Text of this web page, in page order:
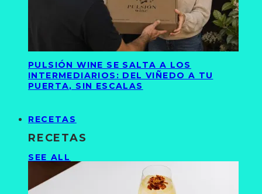
PULSIÓN WINE SE SALTA A LOS
INTERMEDIARIOS: DEL VIÑEDO A TU
PUERTA, SIN ESCALAS
RECETAS
RECETAS
SEE ALL